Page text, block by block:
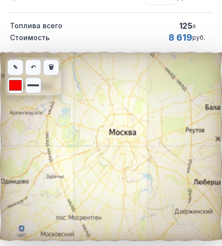
Топлива всего 125л
Стоимость 8 619руб.
Интерактивная карта автомобильного маршрута из города
✎ ↶ 🗑